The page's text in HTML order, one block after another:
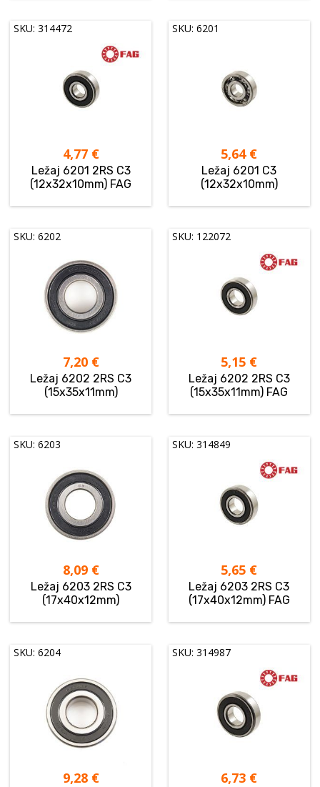
SKU: 314472
4,77 €
Ležaj 6201 2RS C3
(12x32x10mm) FAG
SKU: 6201
5,64 €
Ležaj 6201 C3
(12x32x10mm)
SKU: 6202
7,20 €
Ležaj 6202 2RS C3
(15x35x11mm)
SKU: 122072
5,15 €
Ležaj 6202 2RS C3
(15x35x11mm) FAG
SKU: 6203
8,09 €
Ležaj 6203 2RS C3
(17x40x12mm)
SKU: 314849
5,65 €
Ležaj 6203 2RS C3
(17x40x12mm) FAG
SKU: 6204
9,28 €
SKU: 314987
6,73 €